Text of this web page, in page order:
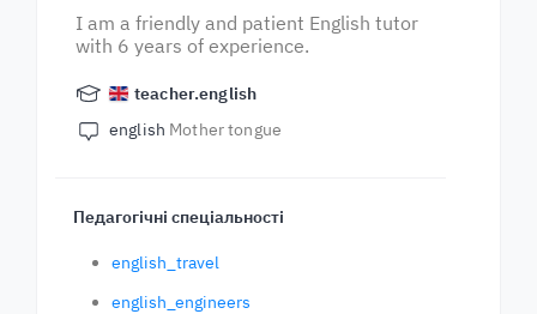
I am a friendly and patient English tutor
with 6 years of experience.
teacher.english
english Mother tongue
Педагогічні спеціальності
english_travel
english_engineers